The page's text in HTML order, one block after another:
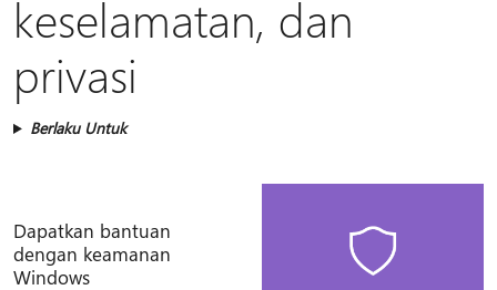
keselamatan, dan
privasi
Berlaku Untuk
Dapatkan bantuan
dengan keamanan
Windows